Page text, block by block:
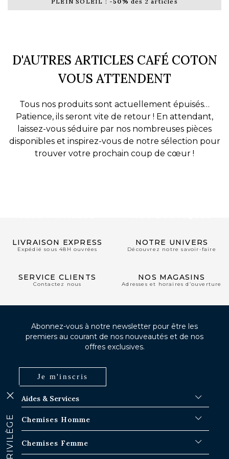
D'AUTRES ARTICLES CAFÉ COTON
VOUS ATTENDENT
Tous nos produits sont actuellement épuisés…
Patience, ils seront vite de retour ! En attendant,
laissez-vous séduire par nos nombreuses pièces
disponibles et inspirez-vous de notre sélection pour
trouver votre prochain coup de cœur !
LIVRAISON EXPRESS
Expédié sous 48H ouvrées
NOTRE UNIVERS
Découvrez notre savoir-faire
SERVICE CLIENTS
Contactez nous
NOS MAGASINS
Adresses et horaires d’ouverture
Aides & Services
Délais d'expédition
Échange dans les boutiques Paris-IDF
Chemises Homme
Chemises Bleues
Chemises Femme
Abonnez-vous à notre newsletter pour être les
premiers au courant de nos nouveautés et de nos
offres exclusives.
Je m'inscris